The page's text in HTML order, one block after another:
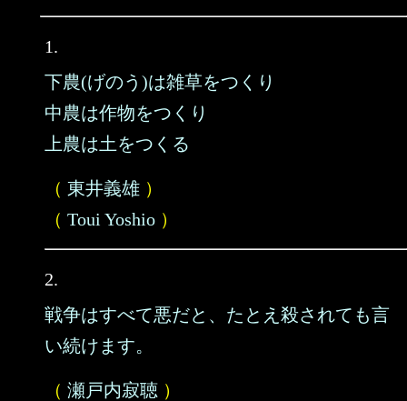
1.
下農(げのう)は雑草をつくり
中農は作物をつくり
上農は土をつくる
（ 東井義雄 ）
（ Toui Yoshio ）
2.
戦争はすべて悪だと、たとえ殺されても言
い続けます。
（ 瀬戸内寂聴 ）